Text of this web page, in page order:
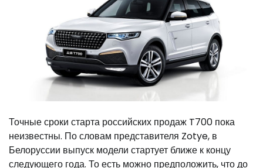
Точные сроки старта российских продаж T700 пока
неизвестны. По словам представителя Zotye, в
Белоруссии выпуск модели стартует ближе к концу
следующего года. То есть можно предположить, что до